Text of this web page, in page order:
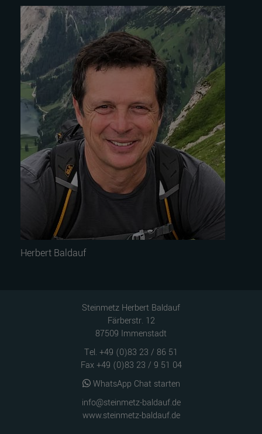
Herbert Baldauf
Steinmetz Herbert Baldauf
Färberstr. 12
87509 Immenstadt
Tel. +49 (0)83 23 / 86 51
Fax +49 (0)83 23 / 9 51 04
WhatsApp Chat starten
info@steinmetz-baldauf.de
www.steinmetz-baldauf.de